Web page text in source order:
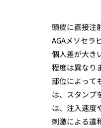
頭皮に直接注
AGAメソセラ
個人差が大き
程度は異なり
部位によって
は、スタンプ
は、注入速度
刺激による違